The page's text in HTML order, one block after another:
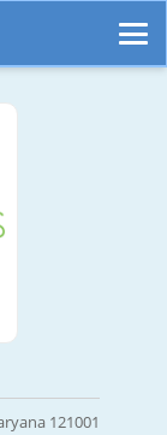
121001